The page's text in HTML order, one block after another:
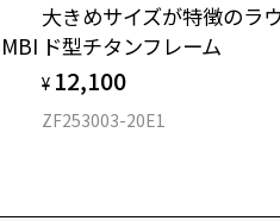
大きめサイズが特徴のラ
ド型チタンフレーム
¥ 12,100
ZF253003-20E1